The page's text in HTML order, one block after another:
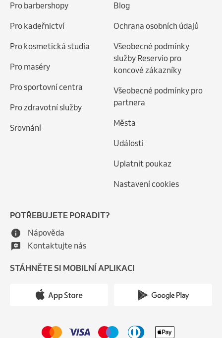
Pro barbershopy
Pro kadeřnictví
Pro kosmetická studia
Pro maséry
Pro sportovní centra
Pro zdravotní služby
Srovnání
Blog
Ochrana osobních údajů
Všeobecné podmínky
služby Reservio pro
koncové zákazníky
Všeobecné podmínky pro
partnera
Města
Události
Uplatnit poukaz
Nastavení cookies
POTŘEBUJETE PORADIT?
Nápověda
Kontaktujte nás
STÁHNĚTE SI MOBILNÍ APLIKACI